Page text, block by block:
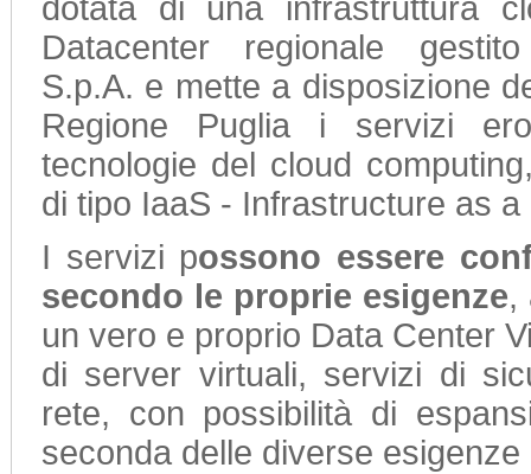
dotata di una infrastruttura
Datacenter regionale
S.p.A. e mette a disposizione
Regione Puglia i servizi
tecnologie del cloud
di tipo IaaS - Infrastructure as a
I servizi possono essere
secondo le proprie esigenze,
un vero e proprio Data Center
di server virtuali, servizi di
rete, con possibilità di
seconda delle diverse esigenze